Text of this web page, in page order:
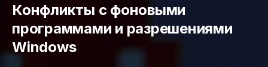
Конфликты с фоновыми
программами и разрешениями
Windows